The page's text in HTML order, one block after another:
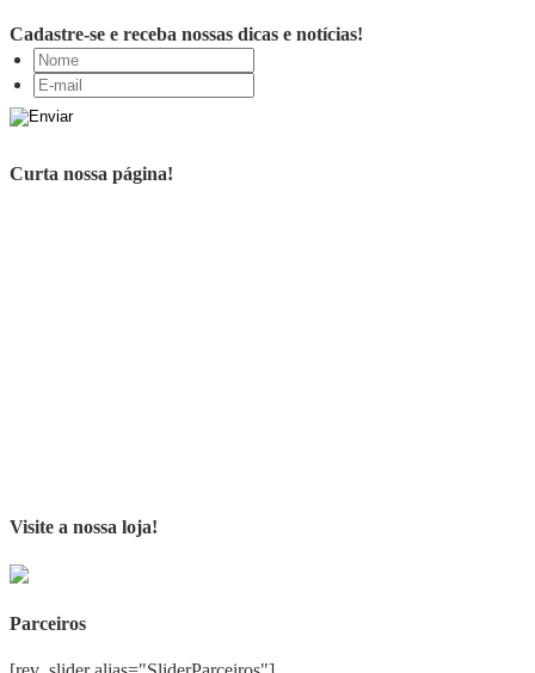
Cadastre-se e receba nossas dicas e notícias!
Curta nossa página!
Visite a nossa loja!
Parceiros